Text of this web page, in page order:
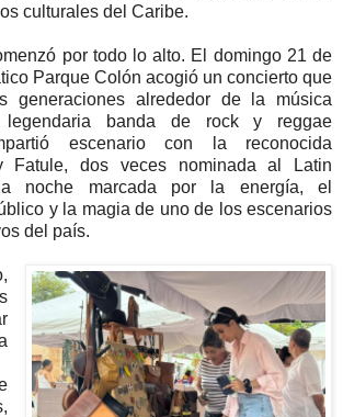
culturales del Caribe.
por todo lo alto. El domingo 21 de
Parque Colón acogió un concierto que
generaciones alrededor de la música
legendaria banda de rock y reggae
escenario con la reconocida
Fatule, dos veces nominada al Latin
noche marcada por la energía, el
y la magia de uno de los escenarios
del país.